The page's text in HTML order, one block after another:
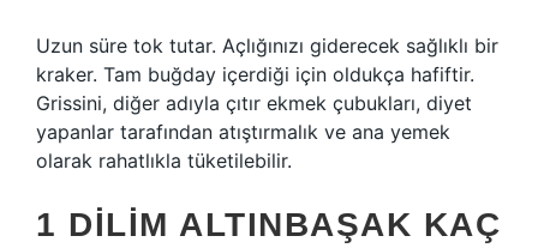
Uzun süre tok tutar. Açlığınızı giderecek sağlıklı bir
kraker. Tam buğday içerdiği için oldukça hafiftir.
Grissini, diğer adıyla çıtır ekmek çubukları, diyet
yapanlar tarafından atıştırmalık ve ana yemek
olarak rahatlıkla tüketilebilir.
1 DILIM ALTINBAŞAK KAÇ